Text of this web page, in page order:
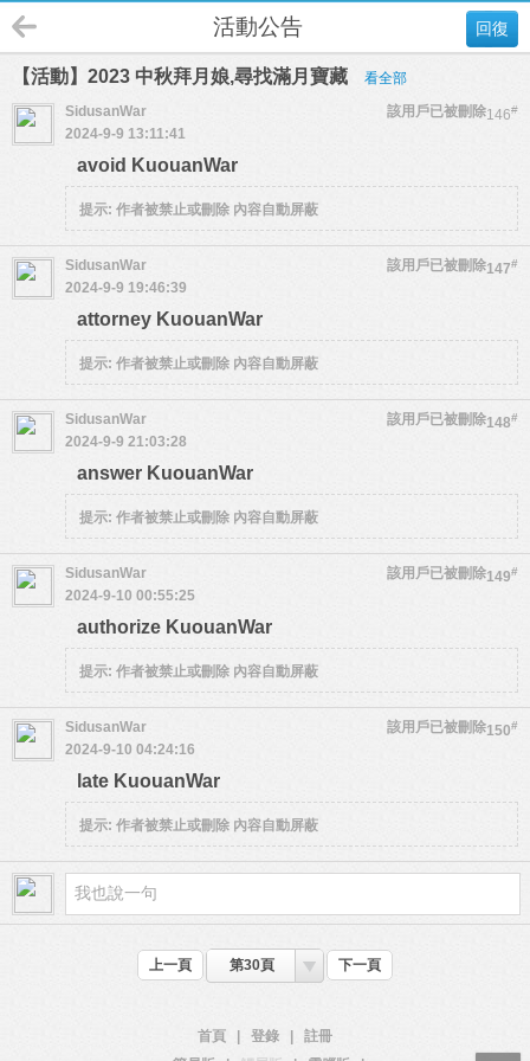
回復
活動公告
【活動】2023 中秋拜月娘,尋找滿月寶藏 看全部
146#
SidusanWar
該用戶已被刪除
2024-9-9 13:11:41
avoid KuouanWar
提示: 作者被禁止或刪除 內容自動屏蔽
147#
SidusanWar
該用戶已被刪除
2024-9-9 19:46:39
attorney KuouanWar
提示: 作者被禁止或刪除 內容自動屏蔽
148#
SidusanWar
該用戶已被刪除
2024-9-9 21:03:28
answer KuouanWar
提示: 作者被禁止或刪除 內容自動屏蔽
149#
SidusanWar
該用戶已被刪除
2024-9-10 00:55:25
authorize KuouanWar
提示: 作者被禁止或刪除 內容自動屏蔽
150#
SidusanWar
該用戶已被刪除
2024-9-10 04:24:16
late KuouanWar
提示: 作者被禁止或刪除 內容自動屏蔽
上一頁 第30頁 下一頁
首頁 登錄
註冊